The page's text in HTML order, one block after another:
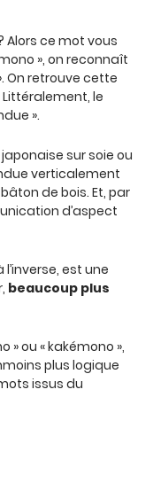
Alors ce mot vous
», on reconnaît
On retrouve cette
le
».
sur soie ou
verticalement
de bois. Et, par
d’aspect
l’inverse, est une
beaucoup plus
» ou « kakémono »,
plus logique
issus du